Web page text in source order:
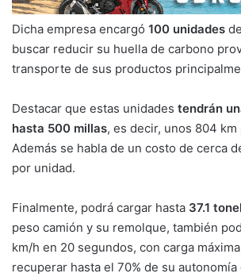
Dicha empresa encargó 100 unidades
buscar reducir su huella de carbono
transporte de sus productos
Destacar que estas unidades tendrán
hasta 500 millas, es decir, unos 804 km
Además se habla de un costo de cerca
por unidad.
Finalmente, podrá cargar hasta 37.1
peso camión y su remolque, también
km/h en 20 segundos, con carga
recuperar hasta el 70% de su